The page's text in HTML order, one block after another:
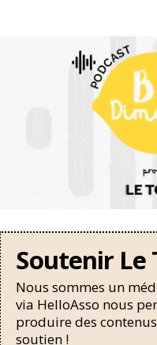
Soutenir Le
Nous sommes un
via HelloAsso nous
produire des
soutien !